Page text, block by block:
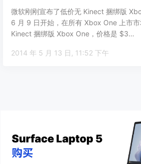
微软刚刚宣布了低价无 Kinect 捆绑版
6 月 9 日开始，在所有 Xbox One 上市
Kinect 捆绑版 Xbox One，价格是 $3…
2014 年 5 月 13 日, 11:52 下午